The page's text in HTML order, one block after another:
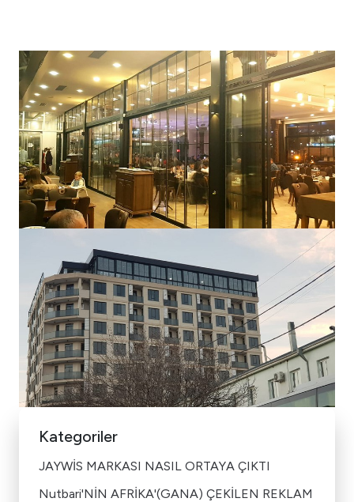
Kategoriler
JAYWİS MARKASI NASIL ORTAYA ÇIKTI
Nutbari'NİN AFRİKA'(GANA) ÇEKİLEN REKLAM